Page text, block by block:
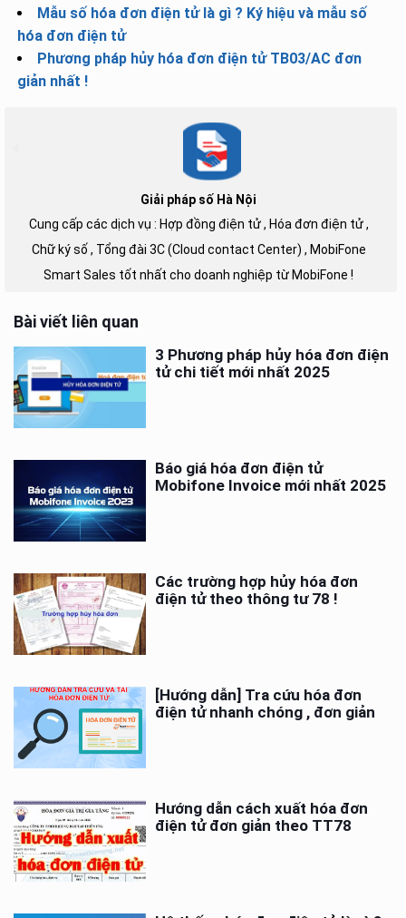
Mẫu số hóa đơn điện tử là gì ? Ký hiệu và mẫu số
hóa đơn điện tử
Phương pháp hủy hóa đơn điện tử TB03/AC đơn
giản nhất !
Giải pháp số Hà Nội
Cung cấp các dịch vụ : Hợp đồng điện tử , Hóa đơn điện tử ,
Chữ ký số , Tổng đài 3C (Cloud contact Center) , MobiFone
Smart Sales tốt nhất cho doanh nghiệp từ MobiFone !
Bài viết liên quan
3 Phương pháp hủy hóa đơn điện
tử chi tiết mới nhất 2025
Báo giá hóa đơn điện tử
Mobifone Invoice mới nhất 2025
Các trường hợp hủy hóa đơn
điện tử theo thông tư 78 !
[Hướng dẫn] Tra cứu hóa đơn
điện tử nhanh chóng , đơn giản
Hướng dẫn cách xuất hóa đơn
điện tử đơn giản theo TT78